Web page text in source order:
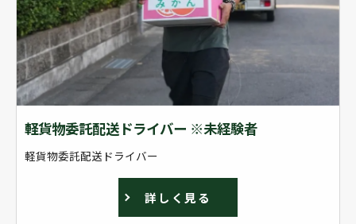
軽貨物委託配送ドライバー ※未経験者
軽貨物委託配送ドライバー
詳しく見る